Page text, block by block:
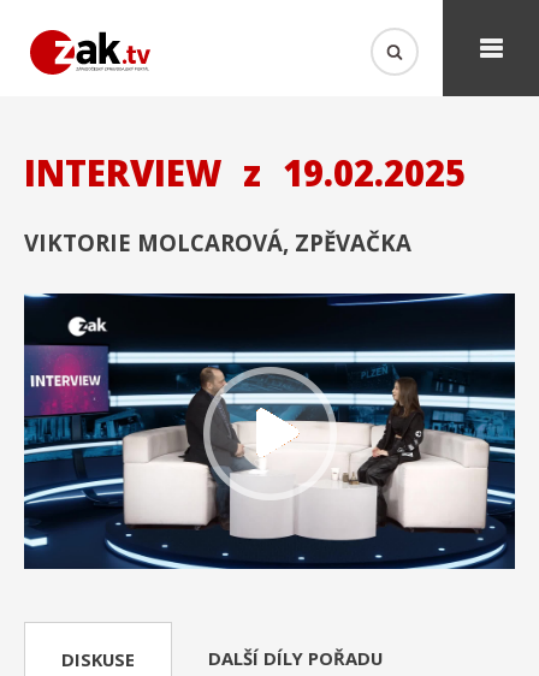
INTERVIEW z 19.02.2025
VIKTORIE MOLCAROVÁ, ZPĚVAČKA
DISKUSE DALŠÍ DÍLY POŘADU